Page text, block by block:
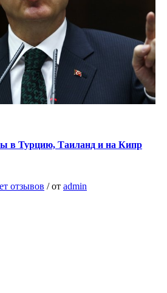
в Турцию, Таиланд и на Кипр
отзывов /от admin